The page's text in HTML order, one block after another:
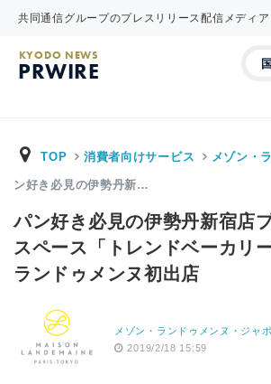
共同通信グループのプレスリリース配信メディア
KYODO NEWS
PRWIRE
TOP 消費者向けサービス メゾン・
ン好き必見の伊勢丹新…
パン好き必見の伊勢丹新宿店
スペース「トレンドベーカリ
ランドゥメンヌ初出店
メゾン・ランドゥメンヌ・ジャ
2019/2/18 15:59